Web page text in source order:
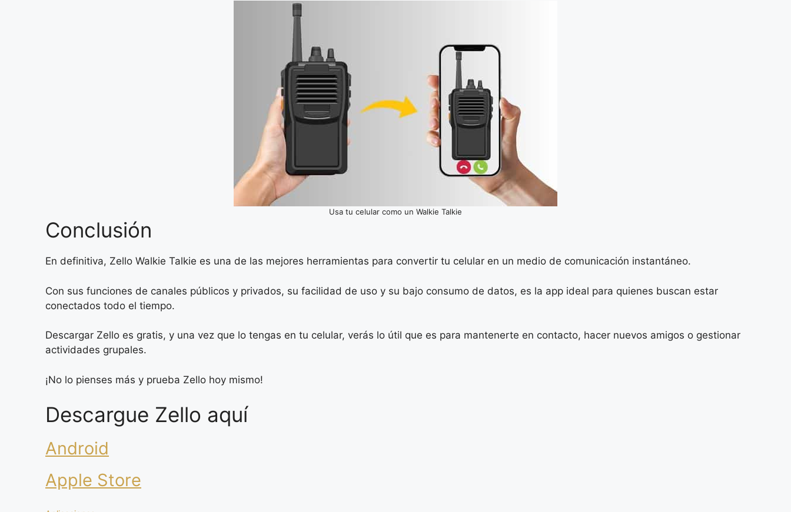
Usa tu celular como un Walkie Talkie
Conclusión
En definitiva, Zello Walkie Talkie es una de las mejores herramientas para convertir tu celular en un medio de comunicación instantáneo.
Con sus funciones de canales públicos y privados, su facilidad de uso y su bajo consumo de datos, es la app ideal para quienes buscan estar
conectados todo el tiempo.
Descargar Zello es gratis, y una vez que lo tengas en tu celular, verás lo útil que es para mantenerte en contacto, hacer nuevos amigos o gestionar
actividades grupales.
¡No lo pienses más y prueba Zello hoy mismo!
Descargue Zello aquí
Android
Apple Store